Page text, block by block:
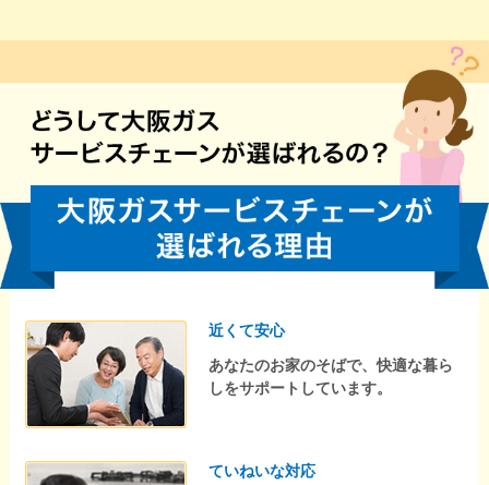
近くて安心
あなたのお家のそばで、快適な暮ら
しをサポートしています。
ていねいな対応